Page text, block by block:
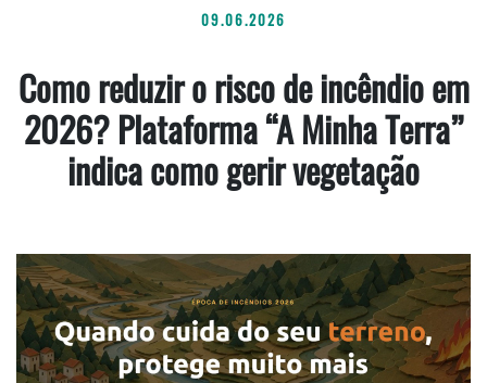
09.06.2026
Como reduzir o risco de incêndio em
2026? Plataforma “A Minha Terra”
indica como gerir vegetação